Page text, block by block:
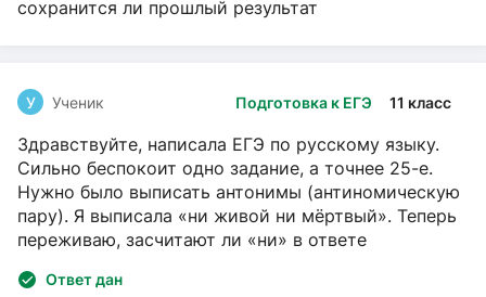
сохранится ли прошлый результат
Подготовка к ЕГЭ 11 класс
У Ученик
Здравствуйте, написала ЕГЭ по русскому языку.
Сильно беспокоит одно задание, а точнее 25-е.
Нужно было выписать антонимы (антиномическую
пару). Я выписала «ни живой ни мёртвый». Теперь
переживаю, засчитают ли «ни» в ответе
Ответ дан